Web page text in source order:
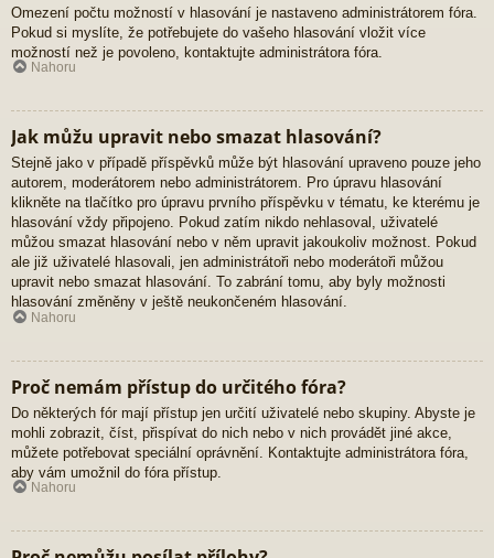
Omezení počtu možností v hlasování je nastaveno administrátorem fóra.
Pokud si myslíte, že potřebujete do vašeho hlasování vložit více
možností než je povoleno, kontaktujte administrátora fóra.
Nahoru
Jak můžu upravit nebo smazat hlasování?
Stejně jako v případě příspěvků může být hlasování upraveno pouze jeho
autorem, moderátorem nebo administrátorem. Pro úpravu hlasování
klikněte na tlačítko pro úpravu prvního příspěvku v tématu, ke kterému je
hlasování vždy připojeno. Pokud zatím nikdo nehlasoval, uživatelé
můžou smazat hlasování nebo v něm upravit jakoukoliv možnost. Pokud
ale již uživatelé hlasovali, jen administrátoři nebo moderátoři můžou
upravit nebo smazat hlasování. To zabrání tomu, aby byly možnosti
hlasování změněny v ještě neukončeném hlasování.
Nahoru
Proč nemám přístup do určitého fóra?
Do některých fór mají přístup jen určití uživatelé nebo skupiny. Abyste je
mohli zobrazit, číst, přispívat do nich nebo v nich provádět jiné akce,
můžete potřebovat speciální oprávnění. Kontaktujte administrátora fóra,
aby vám umožnil do fóra přístup.
Nahoru